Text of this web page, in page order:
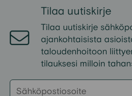
Tilaa uutiskirje
Tilaa uutiskirje
ajankohtaisista
taloudenhoitoon
tilauksesi milloin